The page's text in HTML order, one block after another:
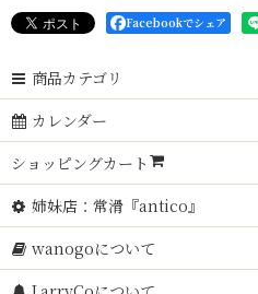
Facebookでシェア
商品カテゴリ
カレンダー
ショッピングカート
姉妹店：常滑『antico』
wanogoについて